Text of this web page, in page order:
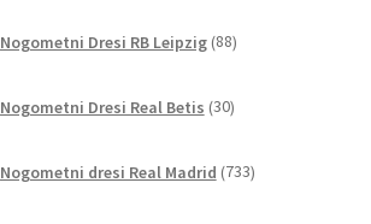
Nogometni Dresi RB Leipzig 88izdelkov
Nogometni Dresi Real Betis 30izdelkov
Nogometni dresi Real Madrid 733izdelkov